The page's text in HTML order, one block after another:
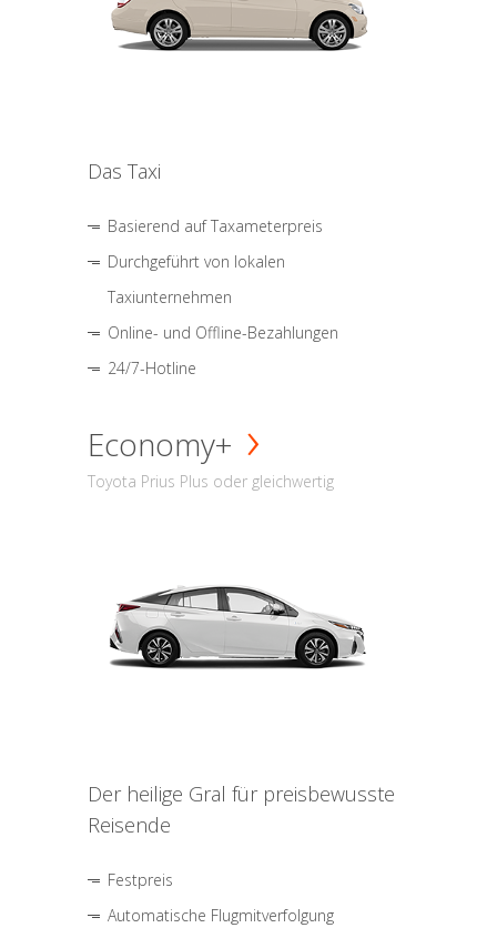
Das Taxi
Basierend auf Taxameterpreis
Durchgeführt von lokalen
Taxiunternehmen
Online- und Offline-Bezahlungen
24/7-Hotline
Economy+
Toyota Prius Plus oder gleichwertig
Der heilige Gral für preisbewusste
Reisende
Festpreis
Automatische Flugmitverfolgung